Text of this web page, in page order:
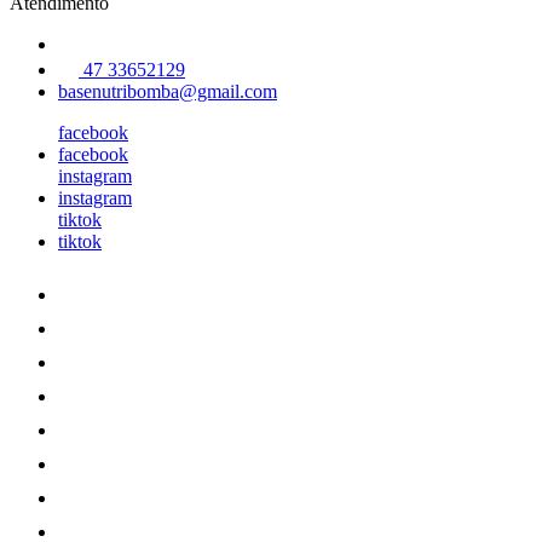
47 33652129
basenutribomba@gmail.com
facebook
facebook
instagram
instagram
tiktok
tiktok